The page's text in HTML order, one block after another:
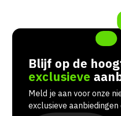
Blijf op de
exclusieve
Meld je aan voor onze
exclusieve aanbiedingen